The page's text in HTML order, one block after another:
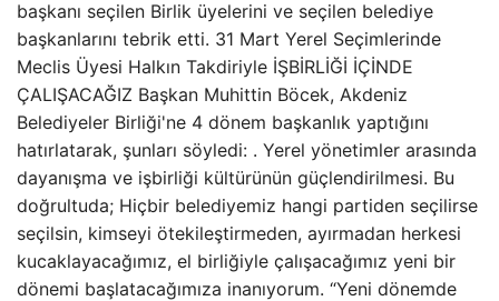
başkanı seçilen Birlik üyelerini ve seçilen belediye
başkanlarını tebrik etti. 31 Mart Yerel Seçimlerinde
Meclis Üyesi Halkın Takdiriyle İŞBİRLİĞİ İÇİNDE
ÇALIŞACAĞIZ Başkan Muhittin Böcek, Akdeniz
Belediyeler Birliği'ne 4 dönem başkanlık yaptığını
hatırlatarak, şunları söyledi: . Yerel yönetimler arasında
dayanışma ve işbirliği kültürünün güçlendirilmesi. Bu
doğrultuda; Hiçbir belediyemiz hangi partiden seçilirse
seçilsin, kimseyi ötekileştirmeden, ayırmadan herkesi
kucaklayacağımız, el birliğiyle çalışacağımız yeni bir
dönemi başlatacağımıza inanıyorum. “Yeni dönemde